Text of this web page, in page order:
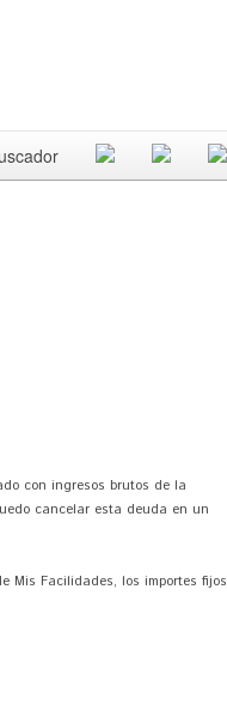
con ingresos brutos de la
cancelar esta deuda en un
Mis Facilidades, los importes fijos